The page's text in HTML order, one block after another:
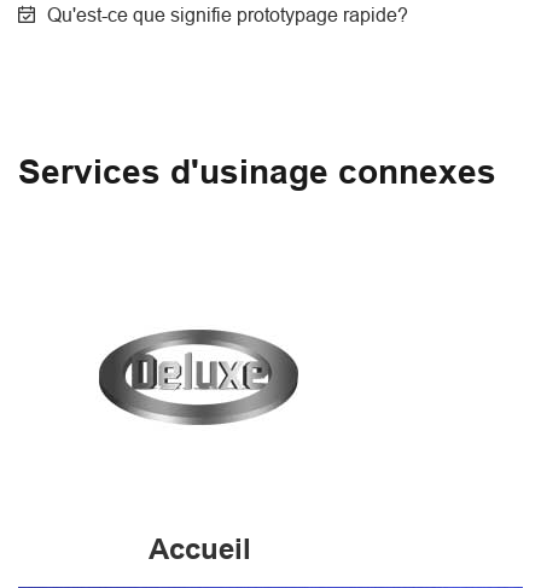
Qu'est-ce que signifie prototypage rapide?
Services d'usinage connexes
Accueil